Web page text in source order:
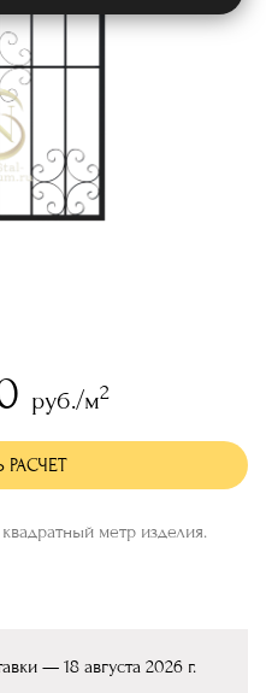
руб./м2
РАСЧЕТ
метр изделия.
— 18 августа 2026 г.